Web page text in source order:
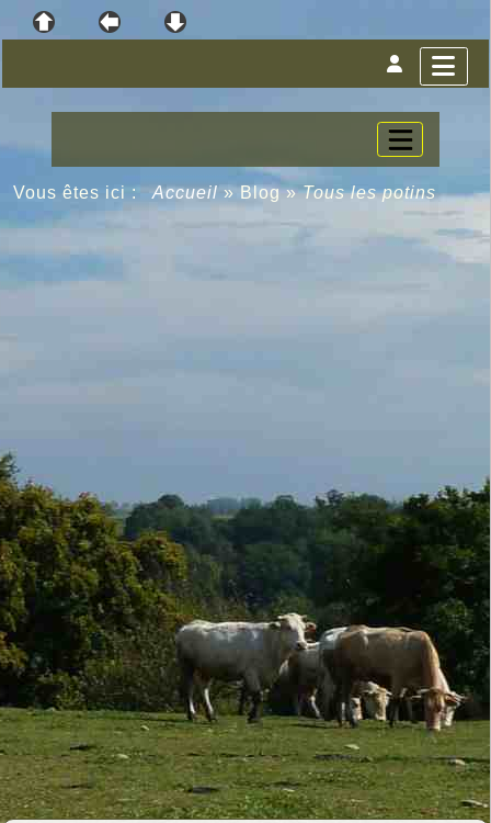
Vous êtes ici : Accueil »Blog»Tous les potins